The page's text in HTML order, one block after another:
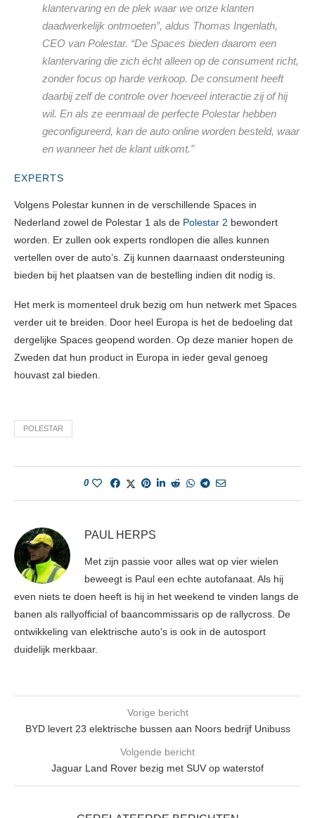
klantervaring en de plek waar we onze klanten
daadwerkelijk ontmoeten”, aldus Thomas Ingenlath,
CEO van Polestar. “De Spaces bieden daarom een
klantervaring die zich écht alleen op de consument richt,
zonder focus op harde verkoop. De consument heeft
daarbij zelf de controle over hoeveel interactie zij of hij
wil. En als ze eenmaal de perfecte Polestar hebben
geconfigureerd, kan de auto online worden besteld, waar
en wanneer het de klant uitkomt.”
EXPERTS
Volgens Polestar kunnen in de verschillende Spaces in
Nederland zowel de Polestar 1 als de Polestar 2 bewondert
worden. Er zullen ook experts rondlopen die alles kunnen
vertellen over de auto’s. Zij kunnen daarnaast ondersteuning
bieden bij het plaatsen van de bestelling indien dit nodig is.
Het merk is momenteel druk bezig om hun netwerk met Spaces
verder uit te breiden. Door heel Europa is het de bedoeling dat
dergelijke Spaces geopend worden. Op deze manier hopen de
Zweden dat hun product in Europa in ieder geval genoeg
houvast zal bieden.
POLESTAR
0
PAUL HERPS
Met zijn passie voor alles wat op vier wielen
beweegt is Paul een echte autofanaat. Als hij
even niets te doen heeft is hij in het weekend te vinden langs de
banen als rallyofficial of baancommissaris op de rallycross. De
ontwikkeling van elektrische auto's is ook in de autosport
duidelijk merkbaar.
Vorige bericht
BYD levert 23 elektrische bussen aan Noors bedrijf Unibuss
Volgende bericht
Jaguar Land Rover bezig met SUV op waterstof